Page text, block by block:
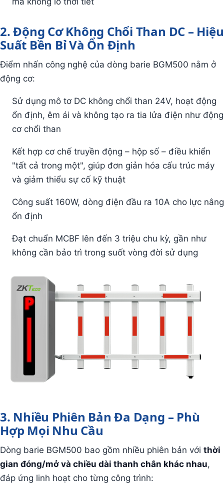
2. Động Cơ Không Chổi Than DC – Hiệu
Suất Bền Bỉ Và Ổn Định
Điểm nhấn công nghệ của dòng barie BGM500 nằm ở
động cơ:
Sử dụng mô tơ DC không chổi than 24V, hoạt động
ổn định, êm ái và không tạo ra tia lửa điện như động
cơ chổi than
Kết hợp cơ chế truyền động – hộp số – điều khiển
"tất cả trong một", giúp đơn giản hóa cấu trúc máy
và giảm thiểu sự cố kỹ thuật
Công suất 160W, dòng điện đầu ra 10A cho lực nâng
ổn định
Đạt chuẩn MCBF lên đến 3 triệu chu kỳ, gần như
không cần bảo trì trong suốt vòng đời sử dụng
3. Nhiều Phiên Bản Đa Dạng – Phù
Hợp Mọi Nhu Cầu
Dòng barie BGM500 bao gồm nhiều phiên bản với thời
gian đóng/mở và chiều dài thanh chắn khác nhau,
đáp ứng linh hoạt cho từng công trình: